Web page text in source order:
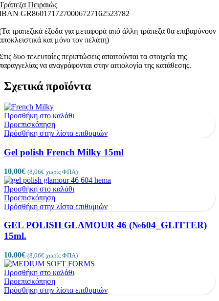
Πειραιώς
GR8601717270006727162523782
τραπεζικά έξοδα για μεταφορά από άλλη τράπεζα θα επιβαρύνουν
και μόνο τον πελάτη)
δυο τελευταίες περιπτώσεις απαιτούνται τα στοιχεία της
να αναγράφονται στην αιτιολογία της κατάθεσης.
Σχετικά προϊόντα
Προσθήκη στο καλάθι
Προεπισκόπηση
Πρόσθήκη στην λίστα επιθυμιών
Gel polish French Milky 15ml
10,00€ (8,06€ χωρίς ΦΠΑ)
Προσθήκη στο καλάθι
Προεπισκόπηση
Πρόσθήκη στην λίστα επιθυμιών
GEL POLISH GLAMOUR 46 (№604_GLITTER)
15ml.
10,00€ (8,06€ χωρίς ΦΠΑ)
Προσθήκη στο καλάθι
Προεπισκόπηση
Πρόσθήκη στην λίστα επιθυμιών